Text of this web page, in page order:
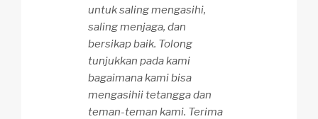
untuk saling mengasihi,
saling menjaga, dan
bersikap baik. Tolong
tunjukkan pada kami
bagaimana kami bisa
mengasihii tetangga dan
teman-teman kami. Terima